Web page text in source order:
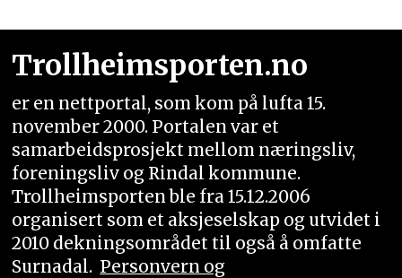
Trollheimsporten.no
er en nettportal, som kom på lufta 15.
november 2000. Portalen var et
samarbeidsprosjekt mellom næringsliv,
foreningsliv og Rindal kommune.
Trollheimsporten ble fra 15.12.2006
organisert som et aksjeselskap og utvidet i
2010 dekningsområdet til også å omfatte
Surnadal. Personvern og